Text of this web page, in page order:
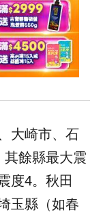
大崎市、石
餘縣最大震
度4。秋田
玉縣（如春